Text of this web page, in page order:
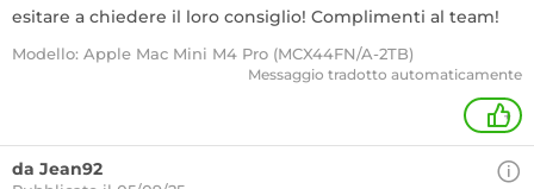
esitare a chiedere il loro consiglio! Complimenti al team!
Modello: Apple Mac Mini M4 Pro (MCX44FN/A-2TB)
Messaggio tradotto automaticamente
+
da Jean92